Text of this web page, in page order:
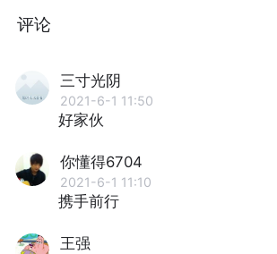
评论
三寸光阴
2021-6-1 11:50
好家伙
你懂得6704
2021-6-1 11:10
携手前行
王强